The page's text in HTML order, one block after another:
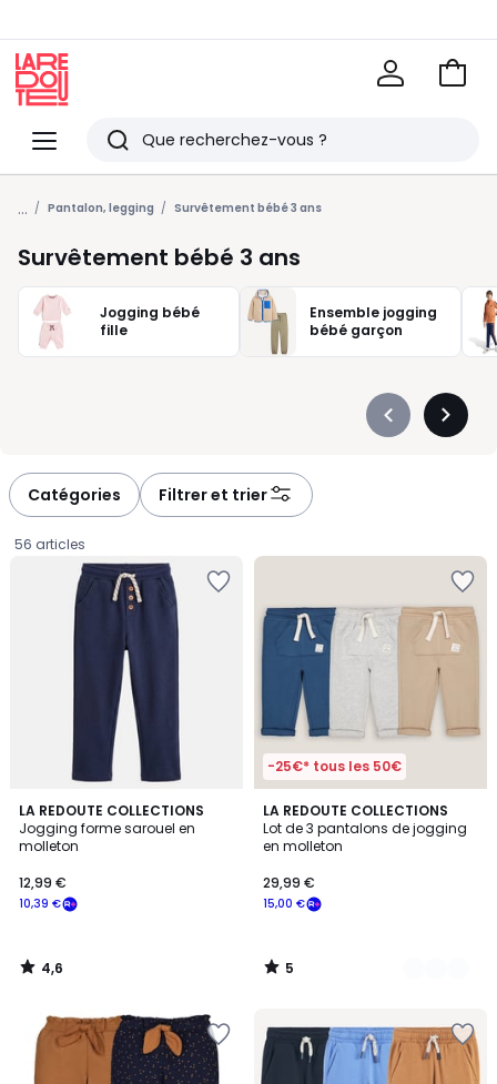
Menu
Redoute
Rechercher
Derniers
articles
vus
Voir
... Pantalon, legging Survêtement bébé 3 ans
Survêtement bébé 3 ans
Jogging bébé
fille
Ensemble jogging
bébé garçon
Précédent
Catégories Filtrer et trier
56 articles
LA REDOUTE COLLECTIONS
Jogging forme sarouel en
molleton
€
souscrivez
notre
programme
payer
10,39 €
12,99 €
4,6
/ 5
4,6
/
-25€* tous les 50€
LA REDOUTE COLLECTIONS
Lot de 3 pantalons de jogging
en molleton
15,00 €
29,99 €
5
/
5
2
Couleurs
5
/